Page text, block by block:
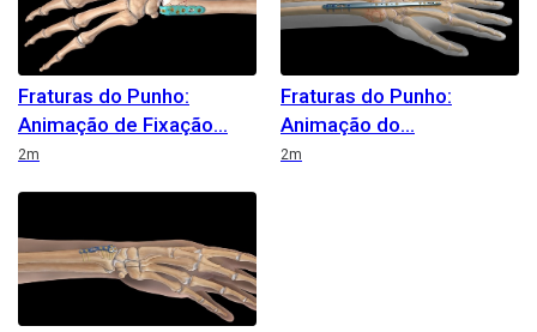
Fraturas do Punho:
Animação de Fixação
Duration
2m
Fraturas do Punho:
Animação do
Duration 2m